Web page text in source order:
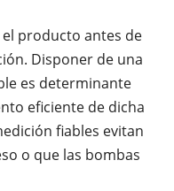
producto antes de
Disponer de una
es determinante
eficiente de dicha
fiables evitan
o que las bombas